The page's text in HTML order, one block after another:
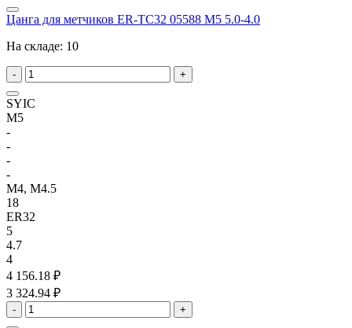
Цанга для метчиков ER-TC32 05588 M5 5.0-4.0
На складе: 10
- +
SYIC
M5
-
-
-
-
M4, M4.5
18
ER32
5
4.7
4
4 156.18 ₽
3 324.94 ₽
- +